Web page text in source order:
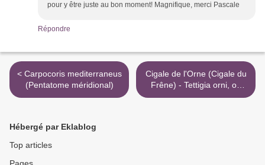
pour y être juste au bon moment! Magnifique, merci Pascale
Répondre
< Carpocoris mediterraneus
(Pentatome méridional)
Cigale de l'Orne (Cigale du
Frêne) - Tettigia orni, ou
notre chant d'été au Sud >
Hébergé par Eklablog
Top articles